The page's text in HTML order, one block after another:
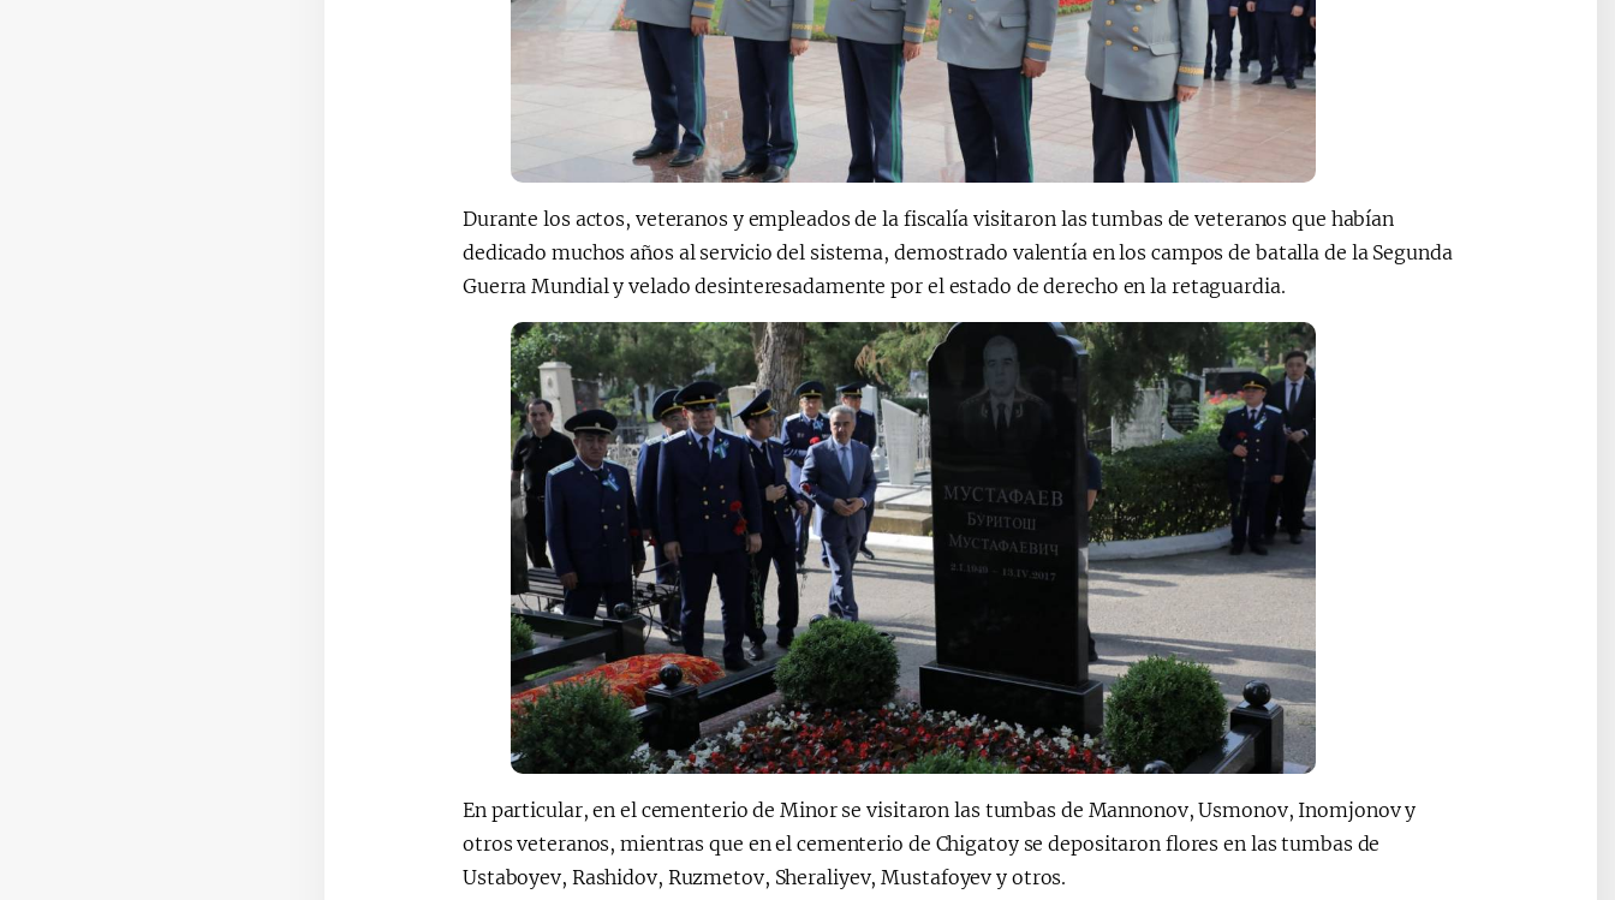
Durante los actos, veteranos y empleados de la fiscalía visitaron las tumbas de veteranos que habían
dedicado muchos años al servicio del sistema, demostrado valentía en los campos de batalla de la Segunda
Guerra Mundial y velado desinteresadamente por el estado de derecho en la retaguardia.
En particular, en el cementerio de Minor se visitaron las tumbas de Mannonov, Usmonov, Inomjonov y
otros veteranos, mientras que en el cementerio de Chigatoy se depositaron flores en las tumbas de
Ustaboyev, Rashidov, Ruzmetov, Sheraliyev, Mustafoyev y otros.